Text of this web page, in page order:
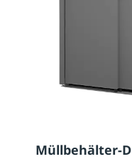
Müllbehälter-